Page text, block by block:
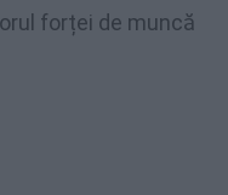
forței de muncă